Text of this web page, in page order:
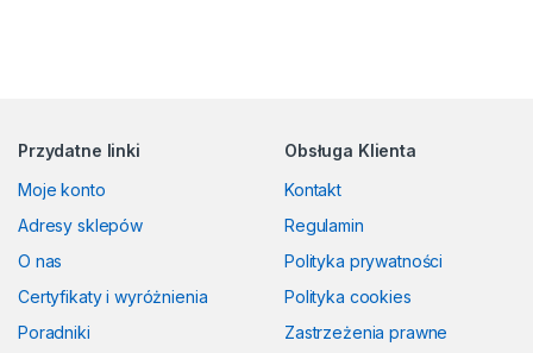
Przydatne linki
Moje konto
Adresy sklepów
O nas
Certyfikaty i wyróżnienia
Poradniki
Obsługa Klienta
Kontakt
Regulamin
Polityka prywatności
Polityka cookies
Zastrzeżenia prawne